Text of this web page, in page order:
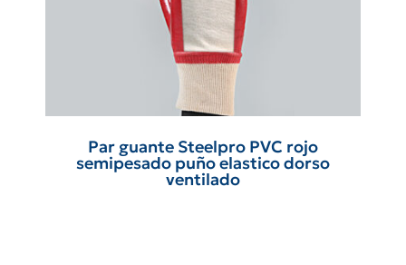
Par guante Steelpro PVC rojo
semipesado puño elastico dorso
ventilado